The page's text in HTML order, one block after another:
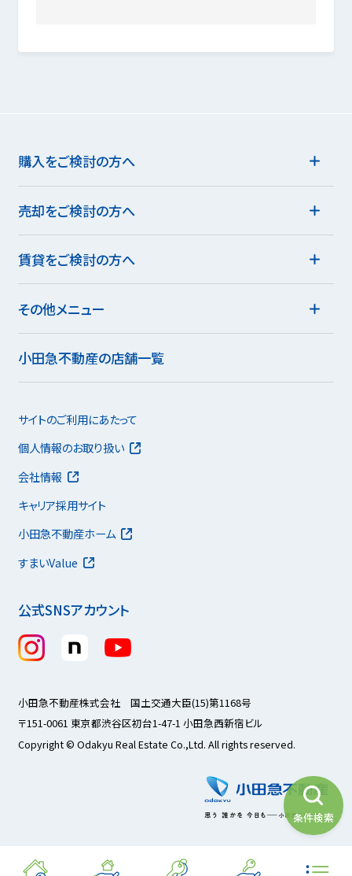
条件検索
購入をご検討の方へ
売却をご検討の方へ
賃貸をご検討の方へ
その他メニュー
小田急不動産の店舗一覧
公式SNSアカウント
サイトのご利用にあたって
個人情報のお取り扱い
会社情報
キャリア採用サイト
小田急不動産ホーム
すまいValue
小田急不動産株式会社 国土交通大臣(15)第1168号
〒151-0061 東京都渋谷区初台1-47-1 小田急西新宿ビル
Copyright © Odakyu Real Estate Co.,Ltd. All rights reserved.